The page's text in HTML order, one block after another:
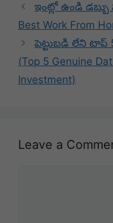
ఇంట్లో ఉండి
Best Work From
పెట్టుబడి లేని టాప్
(Top 5 Genuine
Investment)
Leave a